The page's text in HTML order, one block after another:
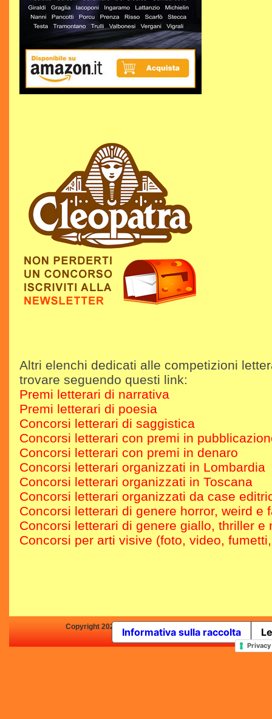
Altri elenchi dedicati alle competizioni
trovare seguendo questi link:
Premi letterari di narrativa
Premi letterari di poesia
Concorsi letterari di saggistica
Concorsi letterari con premi in
Concorsi letterari con premi in denaro
Concorsi letterari organizzati in Lombardia
Concorsi letterari organizzati in Toscana
Concorsi letterari organizzati da case
Concorsi letterari di genere horror, weird e
Concorsi letterari di genere giallo, thriller e
Concorsi per arti visive (foto, video,
Copyright 2025 by Concorsi-Letterari.it - P.IVA
In qualità di Affiliato
Informativa sulla raccolta